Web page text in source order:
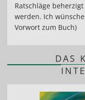
Ratschläge beherzigt
werden. Ich
Vorwort zum Buch)
DAS